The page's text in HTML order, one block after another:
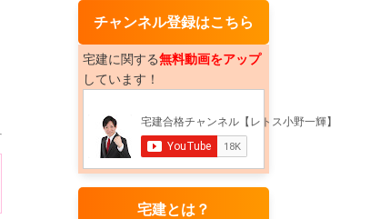
チャンネル登録はこちら
宅建に関する無料動画をアップ
しています！
宅建とは？